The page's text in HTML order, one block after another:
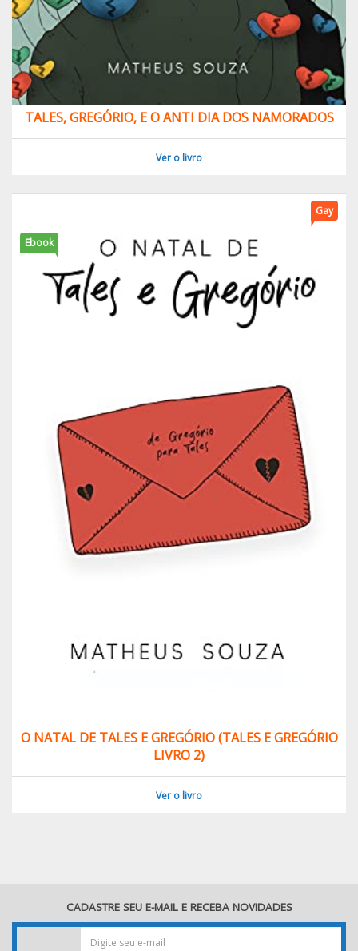
TALES, GREGÓRIO, E O ANTI DIA DOS NAMORADOS
Ver o livro
Ebook
Gay
O NATAL DE TALES E GREGÓRIO (TALES E GREGÓRIO
LIVRO 2)
Ver o livro
CADASTRE SEU E-MAIL E RECEBA NOVIDADES